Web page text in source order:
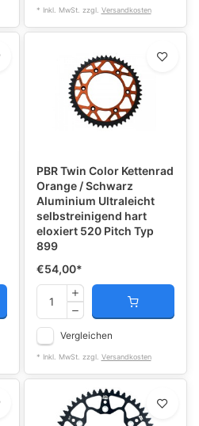
* Inkl. MwSt. zzgl. Versandkosten
PBR Twin Color Kettenrad
Orange / Schwarz
Aluminium Ultraleicht
selbstreinigend hart
eloxiert 520 Pitch Typ
899
€54,00*
Vergleichen
* Inkl. MwSt. zzgl. Versandkosten